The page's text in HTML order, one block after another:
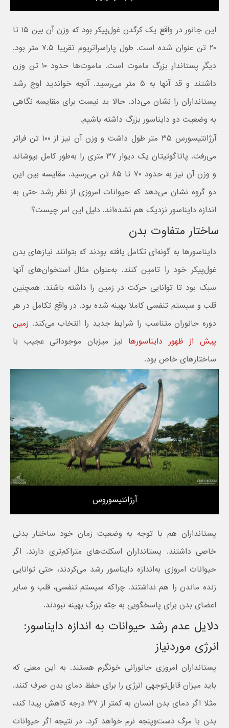
این جانور در واقع یک کرگدن غول‌پیکر بود که وزن آن بین ۱۵ تا
۲۰ تن عنوان شده است. طول پاراسراتریوم تقریبا ۷.۵ متر بود.
دیگر پستاندار بزرگ ماموت است. ماموت‌ها حدود ۱۰ تن وزن
داشتند و قد آنها به ۵ متر می‌رسید. آنچه خواندید اوج رشد
پستانداران را نشان می‌داد. حالا بد نیست برای مقایسه نگاهی
به وضعیت دو دایناسور بزرگ داشته باشیم.
آرژانتیسورس ۳۵ متر طول داشت و وزن آن نیز از ۱۰۰ تن فراتر
می‌رفت. پاتاگوتیتان یک دیوار ۳۷ متری را به‌طور کامل بپوشاند
و وزن آن نیز به حدود ۷۰ تا ۸۵ تن می‌رسید. مقایسه بین این
دو گروه نشان می‌دهد که حیوانات امروزی از نظر رشد حتی به
اندازه دایناسور نزدیک هم نشده‌اند. دلیل این امر چیست؟
ساختار متفاوت بدن
دایناسورها به گونه‌ای تکامل یافته بودند که بتوانند نیازهای بدن
غول‌پیکر خود را تامین کنند. به‌عنوان مثال استخوان‌های آنها
سبک بود تا توانایی حرکت در زمین را داشته باشند. همچنین
قلب و سیستم تنفسی کاملا بهینه شده بود. در واقع تکامل در هر
دوره جانوران متناسب را شرایط جدید را انتخاب می‌کند. زمین
پیش از ظهور دایناسورها نیز میزبان موجوداتی عجیب با
ساختارهای خاص بود.
آرژانتیسوروس
پستانداران هم با توجه به وضعیت زمان خود ساختار بدنی
خاصی داشتند. پستانداران اسکلت‌های متراکم‌تری دارند. اگر
حیوانات امروزی به‌اندازه دایناسور رشد می‌کردند، حتی توانایی
زنده ماندن را هم نداشتند. چراکه سیستم تنفسی، قلب و سایر
اعضای بدن برای پاسخگویی به جثه بزرگ بهینه نبودند.
دلایل عدم رشد حیوانات به اندازه دایناسور:
انرژی موردنیاز
پستانداران امروزی جانورانی خونگرم هستند. به این معنی که
باید میزان قابل‌توجهی انرژی را برای حفظ دمای بدن صرف کنند.
مثلا اگر دمای بدن انسان به کمتر از ۳۷ درجه کاهش پیدا کند،
بدن با مرگ دست‌وپنجه نرم خواهد کرد. در نتیجه اگر حیوانات